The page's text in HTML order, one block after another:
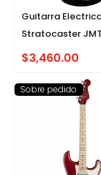
Guitarra
Stratocaster JMT
$3,460.00
Sobre pedido